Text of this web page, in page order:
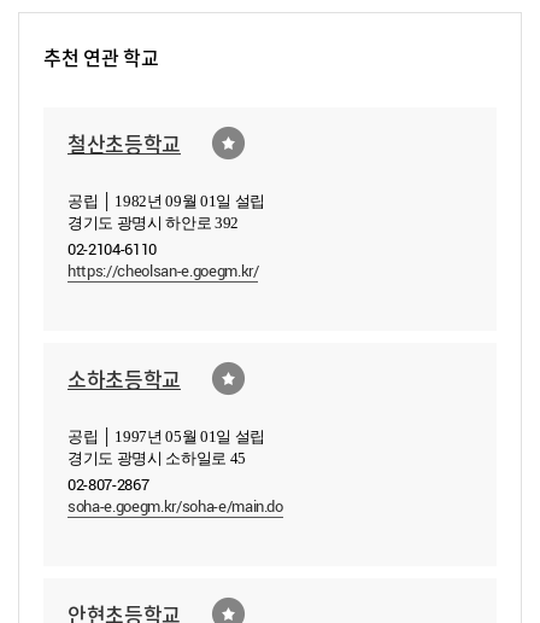
추천 연관 학교
철산초등학교
공립 │ 1982년 09월 01일 설립
경기도 광명시 하안로 392
02-2104-6110
https://cheolsan-e.goegm.kr/
소하초등학교
공립 │ 1997년 05월 01일 설립
경기도 광명시 소하일로 45
02-807-2867
soha-e.goegm.kr/soha-e/main.do
안현초등학교